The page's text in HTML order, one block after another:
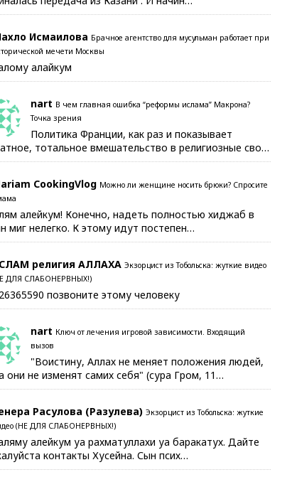
Исмаилова Брачное агентство для мусульман работает при
мечети Москвы
алайкум
nart В чем главная ошибка “реформы ислама” Макрона?
Точка зрения
Политика Франции, как раз и показывает
тотальное вмешательство в религиозные сво…
CookingVlog Можно ли женщине носить брюки? Спросите
алейкум! Конечно, надеть полностью хиджаб в
миг нелегко. К этому идут постепен…
религия АЛЛАХА Экзорцист из Тобольска: жуткие видео
ДЛЯ СЛАБОНЕРВНЫХ!)
позвоните этому человеку
nart Ключ от лечения игровой зависимости. Входящий
вызов
"Воистину, Аллах не меняет положения людей,
они не изменят самих себя" (сура Гром, 11…
Расулова (Разулева) Экзорцист из Тобольска: жуткие
(НЕ ДЛЯ СЛАБОНЕРВНЫХ!)
алейкум уа рахматуллахи уа баракатух. Дайте
контакты Хусейна. Сын псих…